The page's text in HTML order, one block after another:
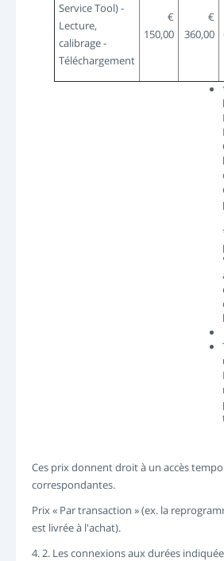
Service Tool) -
Lecture,
calibrage -
Téléchargement
€
150,00
€
360,00
Ces prix donnent droit à un accès
correspondantes.
Prix « Par transaction » (ex. la
est livrée à l'achat).
4. 2. Les connexions aux durées